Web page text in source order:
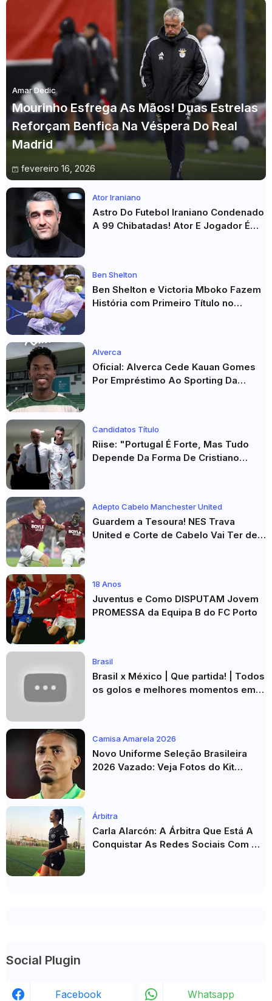
Amar Dedic
Mourinho Esfrega As Mãos! Duas Estrelas
Reforçam Benfica Na Véspera Do Real
Madrid
fevereiro 16, 2026
Ator Iraniano
Astro Do Futebol Iraniano Condenado
A 99 Chibatadas! Ator E Jogador É
Ben Shelton
Ben Shelton e Victoria Mboko Fazem
História com Primeiro Título no
Alverca
Oficial: Alverca Cede Kauan Gomes
Por Empréstimo Ao Sporting Da
Candidatos Título
Riise: "Portugal É Forte, Mas Tudo
Depende Da Forma De Cristiano
Adepto Cabelo Manchester United
Guardem a Tesoura! NES Trava
United e Corte de Cabelo Vai Ter de
18 Anos
Juventus e Como DISPUTAM Jovem
PROMESSA da Equipa B do FC Porto
Brasil
Brasil x México | Que partida! | Todos
os golos e melhores momentos em
Camisa Amarela 2026
Novo Uniforme Seleção Brasileira
2026 Vazado: Veja Fotos do Kit
Árbitra
Carla Alarcón: A Árbitra Que Está A
Conquistar As Redes Sociais Com O
Social Plugin
Facebook Whatsapp